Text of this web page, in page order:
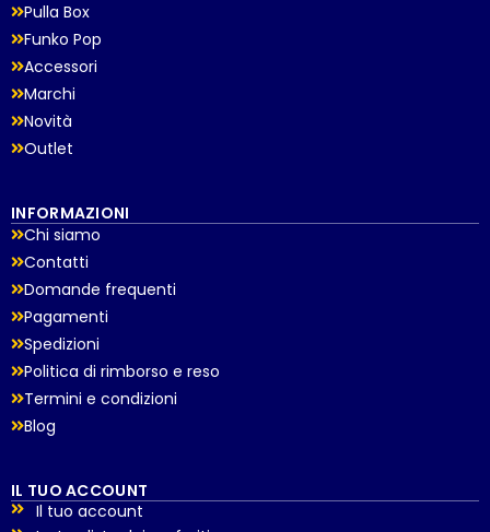
Pulla Box
Funko Pop
Accessori
Marchi
Novità
Outlet
INFORMAZIONI
Chi siamo
Contatti
Domande frequenti
Pagamenti
Spedizioni
Politica di rimborso e reso
Termini e condizioni
Blog
IL TUO ACCOUNT
Il tuo account